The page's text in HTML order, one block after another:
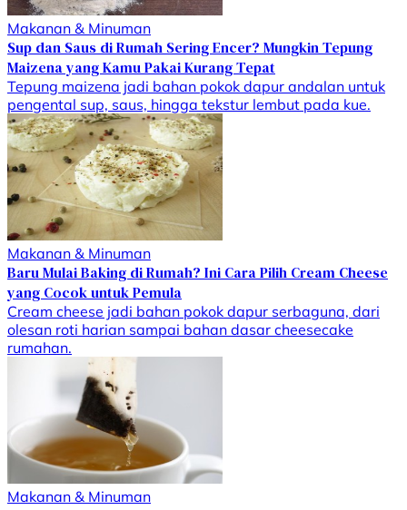
Makanan & Minuman
Sup dan Saus di Rumah Sering Encer? Mungkin Tepung
Maizena yang Kamu Pakai Kurang Tepat
Tepung maizena jadi bahan pokok dapur andalan untuk
pengental sup, saus, hingga tekstur lembut pada kue.
Makanan & Minuman
Baru Mulai Baking di Rumah? Ini Cara Pilih Cream Cheese
yang Cocok untuk Pemula
Cream cheese jadi bahan pokok dapur serbaguna, dari
olesan roti harian sampai bahan dasar cheesecake
rumahan.
Makanan & Minuman